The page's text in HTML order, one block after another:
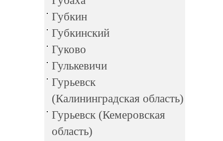
Губкин
Губкинский
Гуково
Гулькевичи
Гурьевск
(Калининградская область)
Гурьевск (Кемеровская
область)